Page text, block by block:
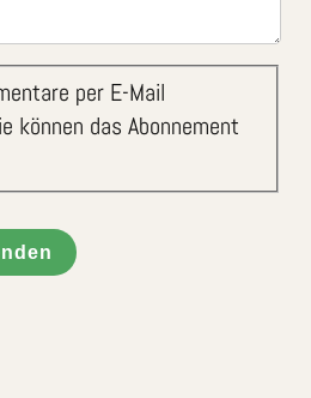
per E-Mail
können das Abonnement